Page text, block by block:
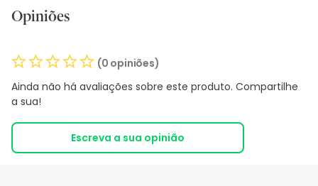
Opiniões
(0 opiniões)
Ainda não há avaliações sobre este produto. Compartilhe
a sua!
Escreva a sua opinião